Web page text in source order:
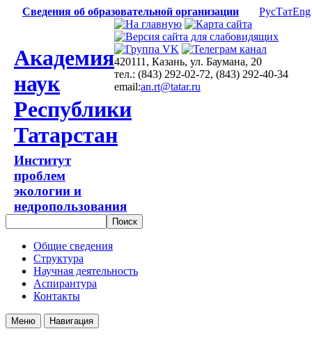
Сведения об образовательной организации РусТатEng
Академия
наук
Республики
Татарстан
Институт
проблем
экологии и
недропользования
420111, Казань, ул. Баумана, 20
тел.: (843) 292-02-72, (843) 292-40-34
email:an.rt@tatar.ru
Общие сведения
Структура
Научная деятельность
Аспирантура
Контакты
Меню Навигация